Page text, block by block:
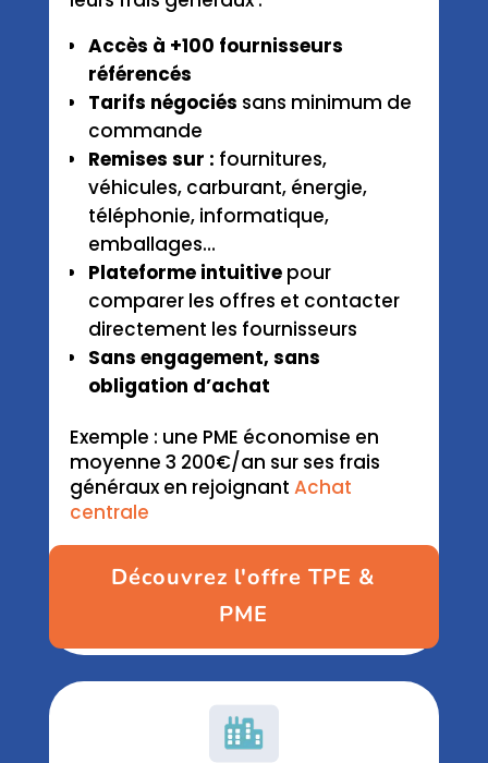
Accès à +100 fournisseurs
référencés
Tarifs négociés sans minimum de
commande
Remises sur : fournitures,
véhicules, carburant, énergie,
téléphonie, informatique,
emballages…
Plateforme intuitive pour
comparer les offres et contacter
directement les fournisseurs
Sans engagement, sans
obligation d’achat
Exemple : une PME économise en
moyenne 3 200€/an sur ses frais
généraux en rejoignant Achat
centrale
Découvrez l'offre TPE &
PME